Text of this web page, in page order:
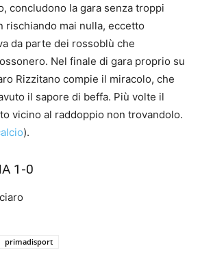
concludono la gara senza troppi
rischiando mai nulla, eccetto
da parte dei rossoblù che
Nel finale di gara proprio su
Rizzitano compie il miracolo, che
il sapore di beffa. Più volte il
vicino al raddoppio non trovandolo.
).
1-0
primadisport